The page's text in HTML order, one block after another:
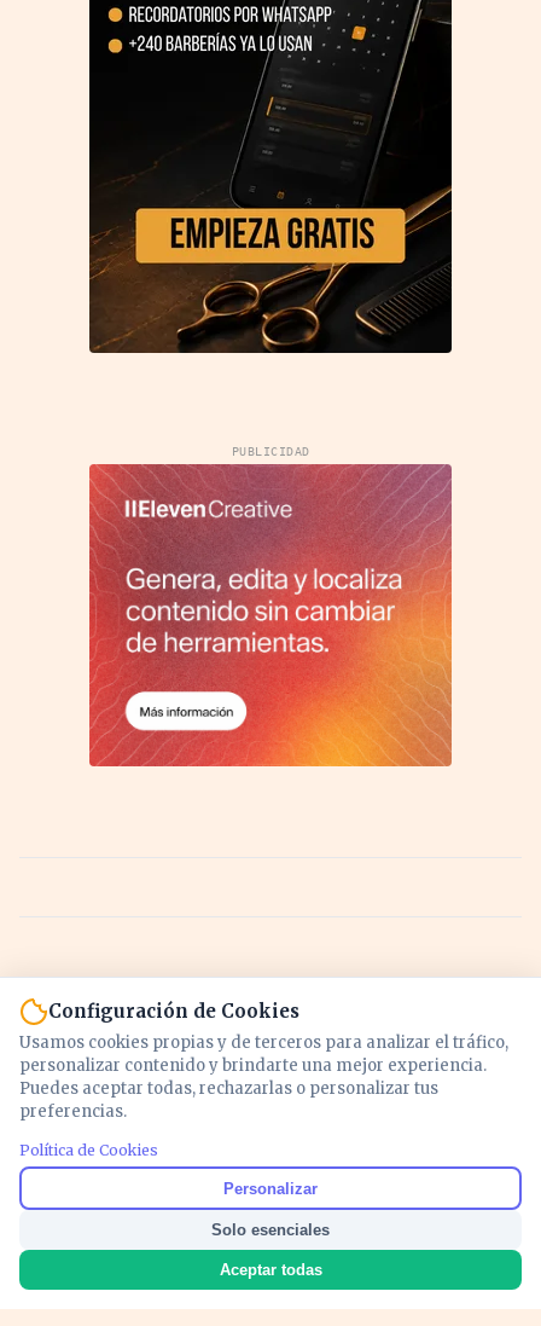
PUBLICIDAD
Noticias y análisis de economía, mercados,
inversión y política. Información actualizada
para entender lo que mueve tu dinero y tu
país.
Configuración de Cookies
Usamos cookies propias y de terceros para analizar el tráfico,
personalizar contenido y brindarte una mejor experiencia.
Puedes aceptar todas, rechazarlas o personalizar tus
preferencias.
Política de Cookies
Personalizar
Solo esenciales
Aceptar todas